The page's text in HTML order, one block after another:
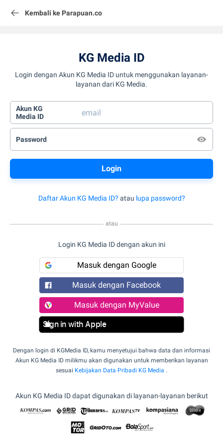
Kembali ke Parapuan.co
KG Media ID
Login dengan Akun KG Media ID untuk menggunakan layanan-
layanan dari KG Media.
Akun KG
Media ID
Password
Daftar Akun KG Media ID? atau lupa password?
atau
Login KG Media ID dengan akun ini
Masuk dengan Google
Masuk dengan Facebook
Masuk dengan MyValue
Sign in with Apple
Dengan login di KGMedia ID, kamu menyetujui bahwa data dan informasi
Akun KG Media ID milikmu akan digunakan untuk memberikan layanan
sesuai Kebijakan Data Pribadi KG Media .
Akun KG Media ID dapat digunakan di layanan-layanan berikut